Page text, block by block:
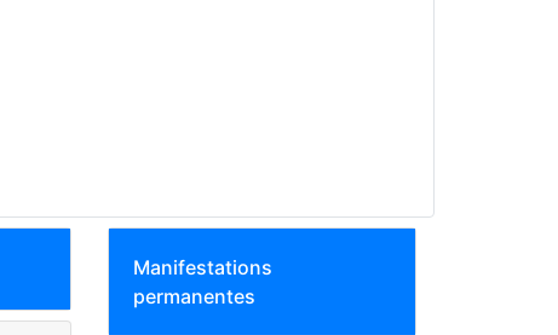
Manifestations
permanentes